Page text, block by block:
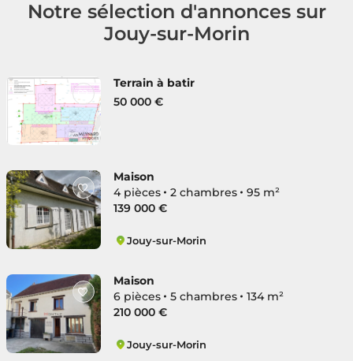
Notre sélection d'annonces sur
Jouy-sur-Morin
Terrain à batir
50 000 €
Maison
4 pièces
2 chambres
95 m²
139 000 €
Jouy-sur-Morin
Maison
6 pièces
5 chambres
134 m²
210 000 €
Jouy-sur-Morin